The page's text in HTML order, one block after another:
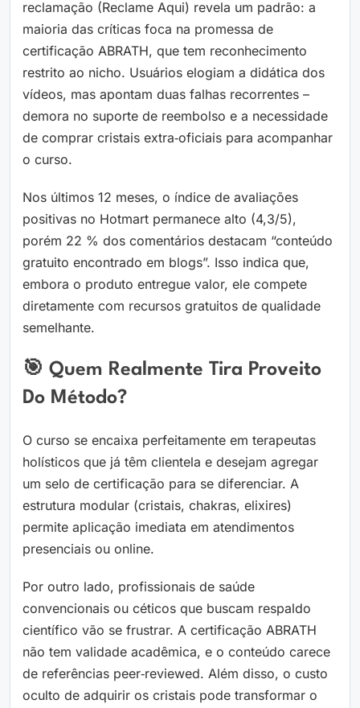
reclamação (Reclame Aqui) revela um padrão: a
maioria das críticas foca na promessa de
certificação ABRATH, que tem reconhecimento
restrito ao nicho. Usuários elogiam a didática dos
vídeos, mas apontam duas falhas recorrentes –
demora no suporte de reembolso e a necessidade
de comprar cristais extra‑oficiais para acompanhar
o curso.
Nos últimos 12 meses, o índice de avaliações
positivas no Hotmart permanece alto (4,3/5),
porém 22 % dos comentários destacam “conteúdo
gratuito encontrado em blogs”. Isso indica que,
embora o produto entregue valor, ele compete
diretamente com recursos gratuitos de qualidade
semelhante.
🎯 Quem Realmente Tira Proveito
Do Método?
O curso se encaixa perfeitamente em terapeutas
holísticos que já têm clientela e desejam agregar
um selo de certificação para se diferenciar. A
estrutura modular (cristais, chakras, elixires)
permite aplicação imediata em atendimentos
presenciais ou online.
Por outro lado, profissionais de saúde
convencionais ou céticos que buscam respaldo
científico vão se frustrar. A certificação ABRATH
não tem validade acadêmica, e o conteúdo carece
de referências peer‑reviewed. Além disso, o custo
oculto de adquirir os cristais pode transformar o